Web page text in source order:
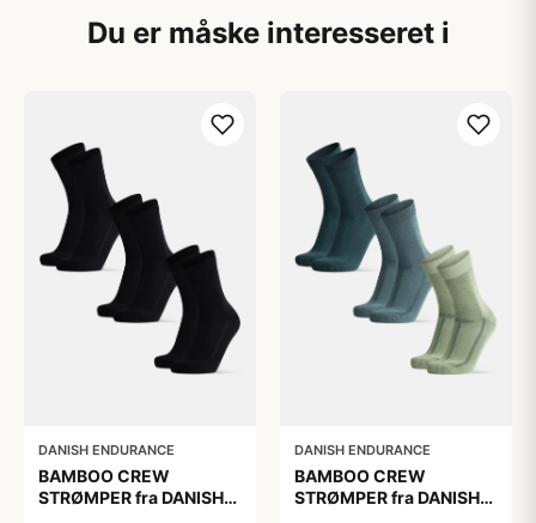
Du er måske interesseret i
DANISH ENDURANCE
BAMBOO CREW
STRØMPER fra DANISH
DANISH ENDURANCE
BAMBOO CREW
STRØMPER fra DANISH